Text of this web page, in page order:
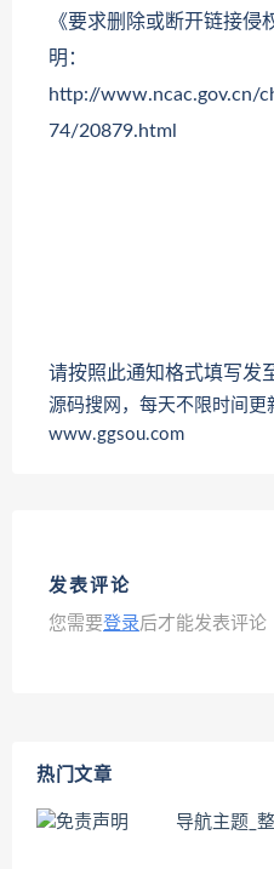
《要求删除或断开链接
明：
http://www.ncac.gov.cn/
74/20879.html
请按照此通知格式填写发
源码搜网，每天不限时间
www.ggsou.com
发表评论
您需要登录后才能发表评论
热门文章
导航主题_